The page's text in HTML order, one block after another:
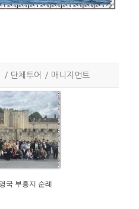
/ 단체투어 / 매니지먼트
국 부흥지 순례